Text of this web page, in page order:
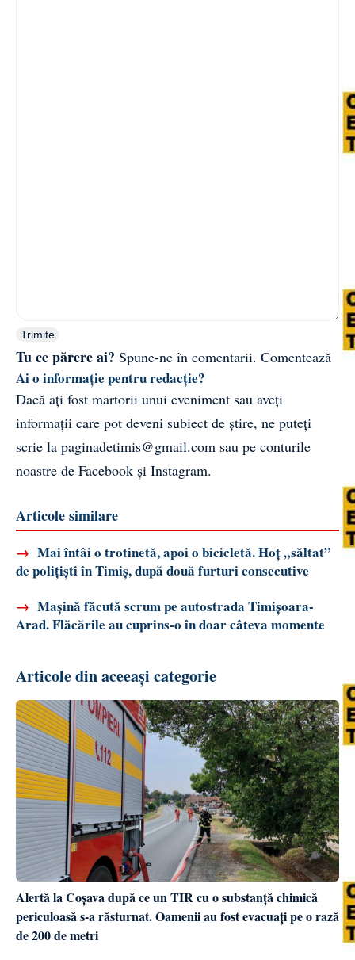
Trimite
Tu ce părere ai? Spune-ne în comentarii. Comentează
Ai o informație pentru redacție?
Dacă ați fost martorii unui eveniment sau aveți
informații care pot deveni subiect de știre, ne puteți
scrie la paginadetimis@gmail.com sau pe conturile
noastre de Facebook și Instagram.
Articole similare
→ Mai întâi o trotinetă, apoi o bicicletă. Hoț „săltat”
de polițiști în Timiș, după două furturi consecutive
→ Mașină făcută scrum pe autostrada Timișoara-
Arad. Flăcările au cuprins-o în doar câteva momente
Articole din aceeași categorie
Alertă la Coșava după ce un TIR cu o substanță chimică
periculoasă s-a răsturnat. Oamenii au fost evacuați pe o rază
de 200 de metri